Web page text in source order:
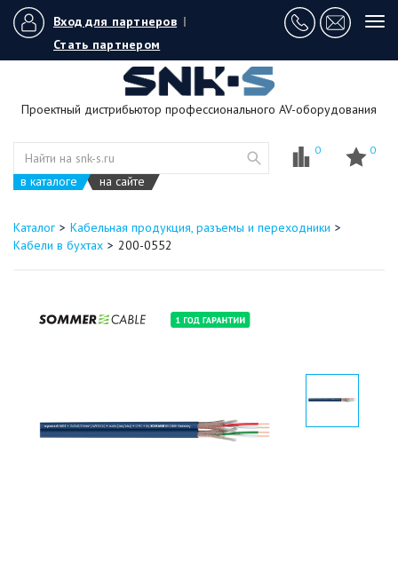
Вход для партнеров |
Стать партнером
Проектный дистрибьютор профессионального AV-оборудования
в каталоге на сайте
0 0
Каталог
Кабельная продукция, разъемы и переходники
Кабели в бухтах
200-0552